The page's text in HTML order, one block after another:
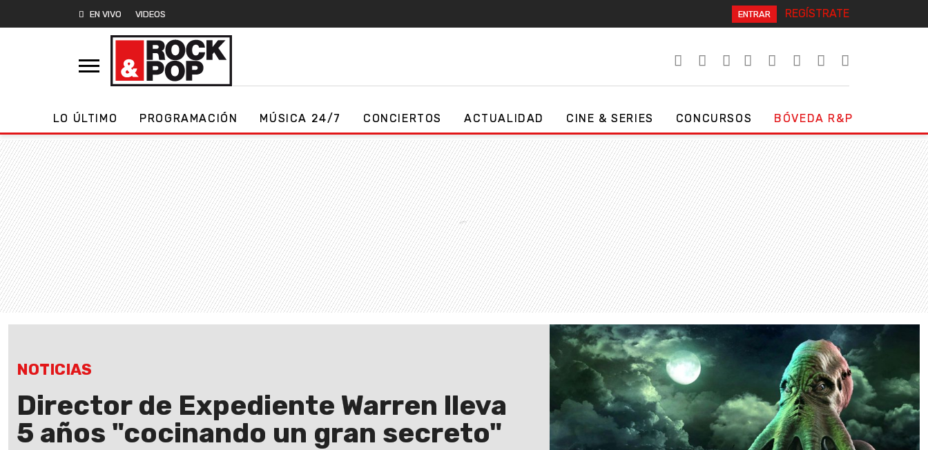
EN VIVO VIDEOS ENTRAR REGÍSTRATE
LO ÚLTIMO PROGRAMACIÓN MÚSICA 24/7 CONCIERTOS ACTUALIDAD CINE & SERIES CONCURSOS BÓVEDA R&P
NOTICIAS
Director de Expediente Warren lleva
5 años "cocinando un gran secreto"